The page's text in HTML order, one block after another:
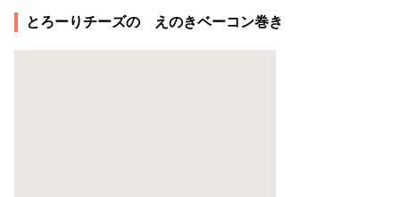
とろーりチーズの えのきベーコン巻き